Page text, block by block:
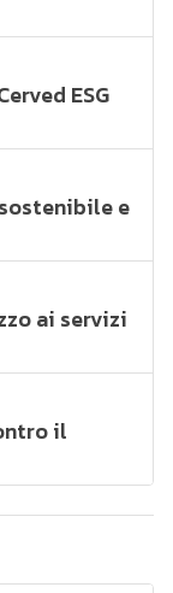
ESG
e
ai servizi
il